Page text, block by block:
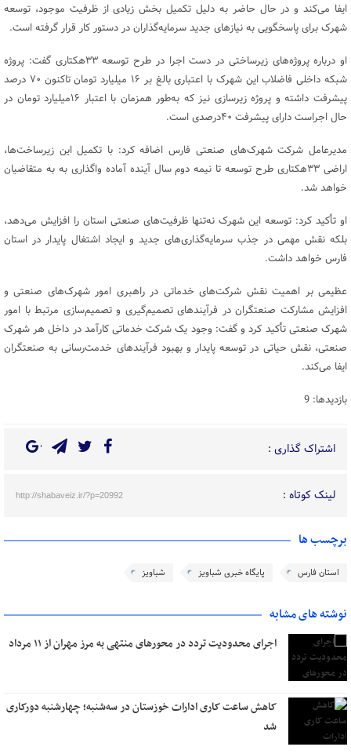
ایفا می‌کند و در حال حاضر به دلیل تکمیل بخش زیادی از ظرفیت موجود، توسعه
شهرک برای پاسخگویی به نیازهای جدید سرمایه‌گذاران در دستور کار قرار گرفته است.
او درباره پروژه‌های زیرساختی در دست اجرا در طرح توسعه ۳۳هکتاری گفت: پروژه
شبکه داخلی فاضلاب این شهرک با اعتباری بالغ بر ۱۶ میلیارد تومان تاکنون ۷۰ درصد
پیشرفت داشته و پروژه زیرسازی نیز که به‌طور همزمان با اعتبار ۱۶میلیارد تومان در
حال اجراست دارای پیشرفت ۴۰درصدی است.
مدیرعامل شرکت شهرک‌های صنعتی فارس اضافه کرد: با تکمیل این زیرساخت‌ها،
اراضی ۳۳هکتاری طرح توسعه تا نیمه دوم سال آینده آماده واگذاری به به متقاضیان
خواهد شد.
او تأکید کرد: توسعه این شهرک نه‌تنها ظرفیت‌های صنعتی استان را افزایش می‌دهد،
بلکه نقش مهمی در جذب سرمایه‌گذاری‌های جدید و ایجاد اشتغال پایدار در استان
فارس خواهد داشت.
عظیمی بر اهمیت نقش شرکت‌های خدماتی در راهبری امور شهرک‌های صنعتی و
افزایش مشارکت صنعتگران در فرآیندهای تصمیم‌گیری و تصمیم‌سازی مرتبط با امور
شهرک صنعتی تأکید کرد و گفت: وجود یک شرکت خدماتی کارآمد در داخل هر شهرک
صنعتی، نقش حیاتی در توسعه پایدار و بهبود فرآیندهای خدمت‌رسانی به صنعتگران
ایفا می‌کند.
بازدیدها: 9
اشتراک گذاری :
لینک کوتاه : http://shabaveiz.ir/?p=20992
برچسب ها
استان فارس پایگاه خبری شباویز شباویز
نوشته های مشابه
اجرای محدودیت تردد در محورهای منتهی به مرز مهران از ۱۱ مرداد
کاهش ساعت کاری ادارات خوزستان در سه‌شنبه؛ چهارشنبه دورکاری
شد